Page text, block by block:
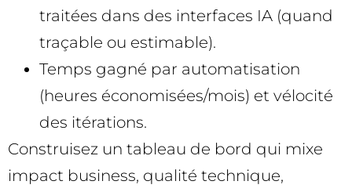
traitées dans des interfaces IA (quand
traçable ou estimable).
Temps gagné par automatisation
(heures économisées/mois) et vélocité
des itérations.
Construisez un tableau de bord qui mixe
impact business, qualité technique,